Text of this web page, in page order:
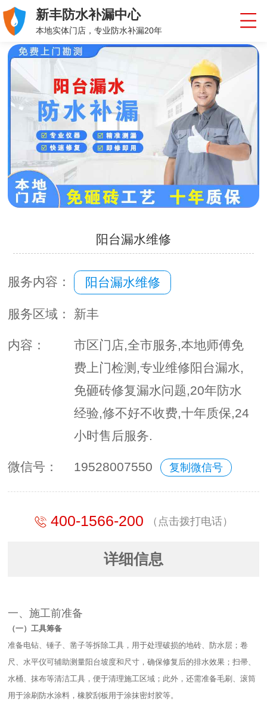
新丰防水补漏中心
本地实体门店，专业防水补漏20年
阳台漏水维修
服务内容： 阳台漏水维修
服务区域： 新丰
内容：
市区门店,全市服务,本地师傅免
费上门检测,专业维修阳台漏水,
免砸砖修复漏水问题,20年防水
经验,修不好不收费,十年质保,24
小时售后服务.
微信号： 19528007550 复制微信号
400-1566-200 （点击拨打电话）
详细信息
一、施工前准备​
（一）工具筹备​
准备电钻、锤子、凿子等拆除工具，用于处理破损的地砖、防水层；卷
尺、水平仪可辅助测量阳台坡度和尺寸，确保修复后的排水效果；扫帚、
水桶、抹布等清洁工具，便于清理施工区域；此外，还需准备毛刷、滚筒
用于涂刷防水涂料，橡胶刮板用于涂抹密封胶等。​